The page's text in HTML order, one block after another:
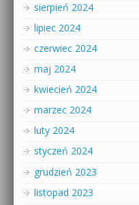
sierpień 2024
lipiec 2024
czerwiec 2024
maj 2024
kwiecień 2024
marzec 2024
luty 2024
styczeń 2024
grudzień 2023
listopad 2023